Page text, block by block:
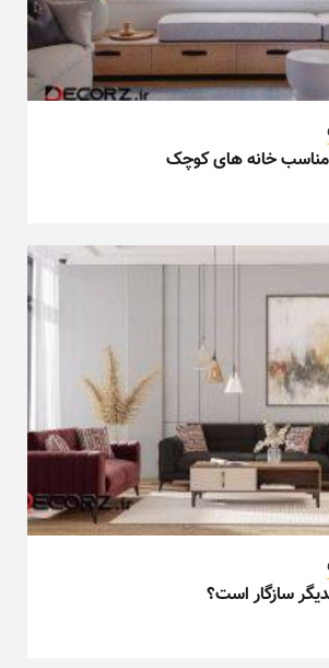
مناسب خانه های کوچک
سازگار است؟